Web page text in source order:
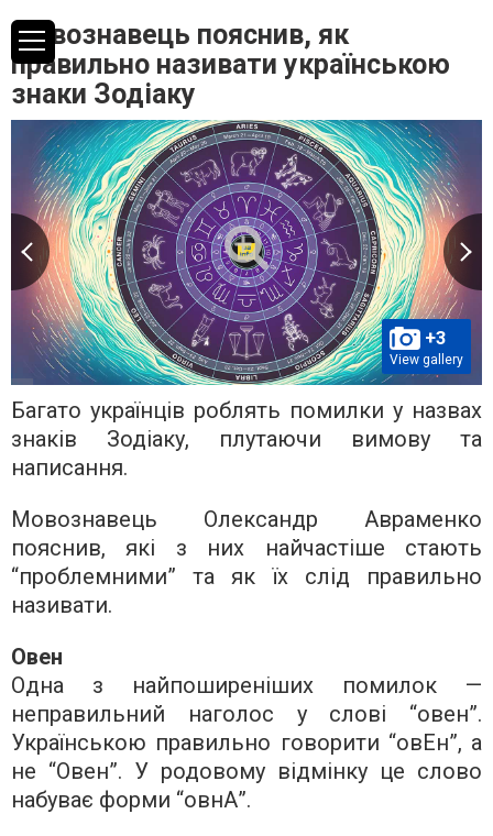
Мовознавець пояснив, як
правильно називати українською
знаки Зодіаку
+3
View gallery
Багато українців роблять помилки у назвах
знаків Зодіаку, плутаючи вимову та
написання.
Мовознавець Олександр Авраменко
пояснив, які з них найчастіше стають
“проблемними” та як їх слід правильно
називати.
Овен
Одна з найпоширеніших помилок —
неправильний наголос у слові “овен”.
Українською правильно говорити “овЕн”, а
не “Овен”. У родовому відмінку це слово
набуває форми “овнА”.